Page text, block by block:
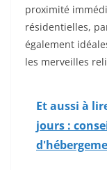
proximité
résidentielles,
également
les merveilles
Et aussi à
jours :